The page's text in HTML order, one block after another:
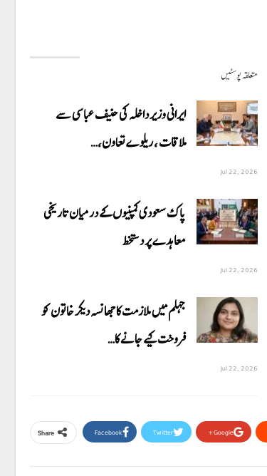
متعلقہ پوسٹیں
ایرانی وزیر داخلہ کی حنیف عباسی سے
ملاقات ، ریلوے تعاون،…
Jul 22, 2026
پاک سعودی کمپنیوں کے درمیان تاریخی
معاہدے پر دستخط
Jul 22, 2026
جہلم میں ملازمت کا جھانسہ دیکر خاتون کو
فروخت کیے جانے کا…
Jul 22, 2026
Share Facebook Twitter Google+